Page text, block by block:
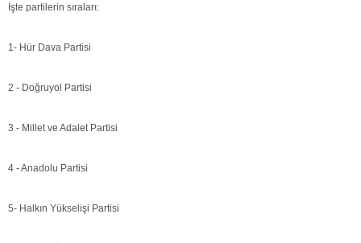
İşte partilerin sıraları:
1- Hür Dava Partisi
2 - Doğruyol Partisi
3 - Millet ve Adalet Partisi
4 - Anadolu Partisi
5- Halkın Yükselişi Partisi